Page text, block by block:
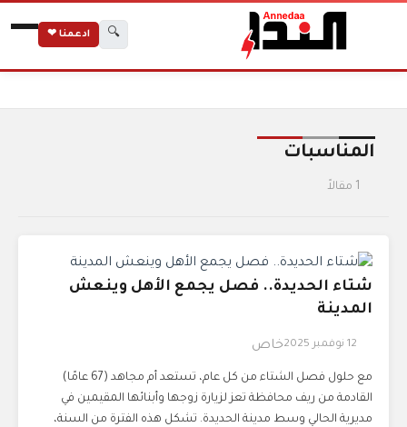
🔍 ادعمنا ❤
المناسبات
1 مقالاً
شتاء الحديدة.. فصل يجمع الأهل وينعش
المدينة
12 نوفمبر 2025 خاص
مع حلول فصل الشتاء من كل عام، تستعد أم مجاهد (67 عامًا)
القادمة من ريف محافظة تعز لزيارة زوجها وأبنائها المقيمين في
مديرية الحالي وسط مدينة الحديدة. تشكل هذه الفترة من السنة،